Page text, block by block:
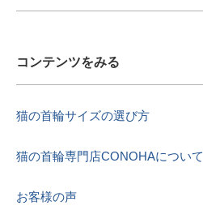
コンテンツをみる
猫の首輪サイズの選び方
猫の首輪専門店CONOHAについて
お客様の声